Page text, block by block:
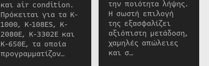
και air condition.
Πρόκειται για τα K-
1000, K-108ES, K-
2080E, K-3302E και
K-650E, τα οποία
προγραμματίζον…
την ποιότητα λήψης.
Η σωστή επιλογή
της εξασφαλίζει
αξιόπιστη μετάδοση,
χαμηλές απώλειες
και σ…